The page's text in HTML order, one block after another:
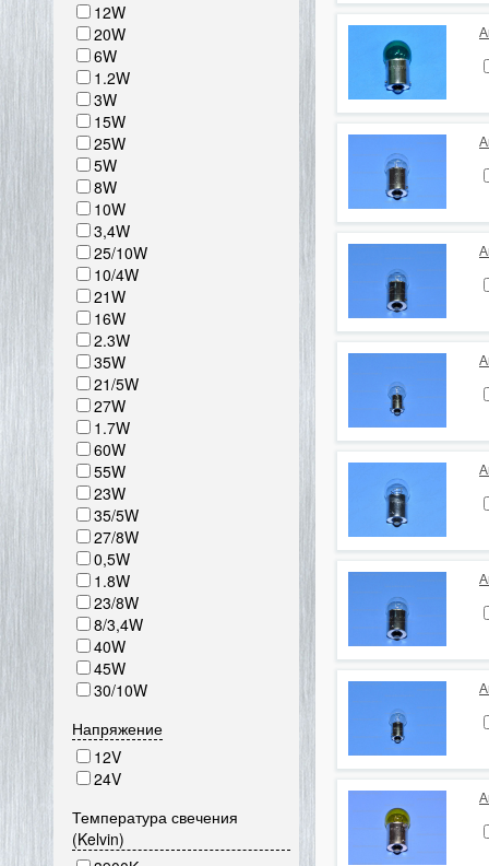
12W
20W
6W
1.2W
3W
15W
25W
5W
8W
10W
3,4W
25/10W
10/4W
21W
16W
2.3W
35W
21/5W
27W
1.7W
60W
55W
23W
35/5W
27/8W
0,5W
1.8W
23/8W
8/3,4W
40W
45W
30/10W
Напряжение
12V
24V
Температура свечения
(Kelvin)